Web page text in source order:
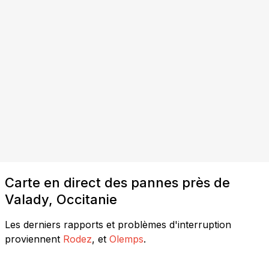
Carte en direct des pannes près de
Valady, Occitanie
Les derniers rapports et problèmes d'interruption
proviennent Rodez, et Olemps.